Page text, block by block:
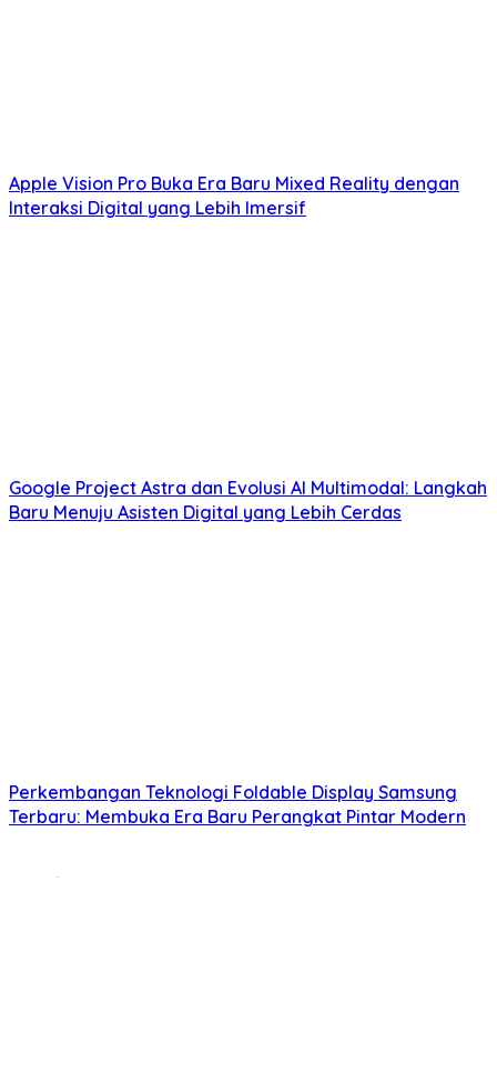
Apple Vision Pro Buka Era Baru Mixed Reality dengan
Interaksi Digital yang Lebih Imersif
Google Project Astra dan Evolusi AI Multimodal: Langkah
Baru Menuju Asisten Digital yang Lebih Cerdas
Perkembangan Teknologi Foldable Display Samsung
Terbaru: Membuka Era Baru Perangkat Pintar Modern